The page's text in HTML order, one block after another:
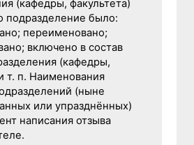
(кафедры, факультета)
подразделение было:
переименовано;
включено в состав
(кафедры,
т. п. Наименования
(ныне
или упразднённых)
написания отзыва